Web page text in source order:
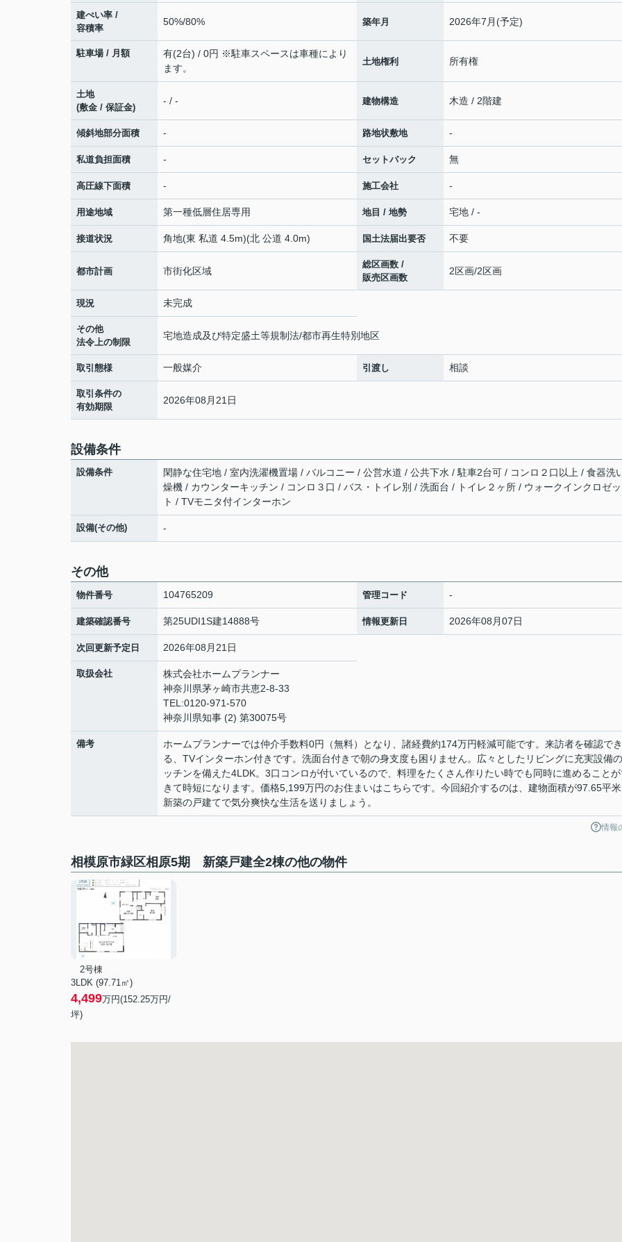
建ぺい率 /
容積率
50%/80% 築年月 2026年7月(予定)
駐車場 / 月額
有(2台) / 0円 ※駐車スペースは車種により
ます。
土地権利 所有権
土地
(敷金 / 保証金)
- / - 建物構造 木造 / 2階建
傾斜地部分面積 - 路地状敷地 -
私道負担面積 - セットバック 無
高圧線下面積 - 施工会社 -
用途地域 第一種低層住居専用 地目 / 地勢 宅地 / -
接道状況 角地(東 私道 4.5m)(北 公道 4.0m) 国土法届出要否 不要
都市計画 市街化区域
総区画数 /
販売区画数
2区画/2区画
現況 未完成
その他
法令上の制限
宅地造成及び特定盛土等規制法/都市再生特別地区
取引態様 一般媒介 引渡し 相談
取引条件の
有効期限
2026年08月21日
設備条件
設備条件
閑静な住宅地 / 室内洗濯機置場 / バルコニー / 公営水道 / 公共下水 / 駐車2台可 / コンロ２口以上 / 食器洗
燥機 / カウンターキッチン / コンロ３口 / バス・トイレ別 / 洗面台 / トイレ２ヶ所 / ウォークインクロゼッ
ト / TVモニタ付インターホン
設備(その他) -
その他
物件番号 104765209 管理コード -
建築確認番号 第25UDI1S建14888号 情報更新日 2026年08月07日
次回更新予定日 2026年08月21日
取扱会社
株式会社ホームプランナー
神奈川県茅ヶ崎市共恵2-8-33
TEL:0120-971-570
神奈川県知事 (2) 第30075号
備考
ホームプランナーでは仲介手数料0円（無料）となり、諸経費約174万円軽減可能です。来訪者を確認でき
る、TVインターホン付きです。洗面台付きで朝の身支度も困りません。広々としたリビングに充実設備
ッチンを備えた4LDK。3口コンロが付いているので、料理をたくさん作りたい時でも同時に進めること
きて時短になります。価格5,199万円のお住まいはこちらです。今回紹介するのは、建物面積が97.65平
新築の戸建てで気分爽快な生活を送りましょう。
情報
相模原市緑区相原5期 新築戸建全2棟の他の物件
2号棟
3LDK (97.71㎡)
4,499万円(152.25万円/
坪)